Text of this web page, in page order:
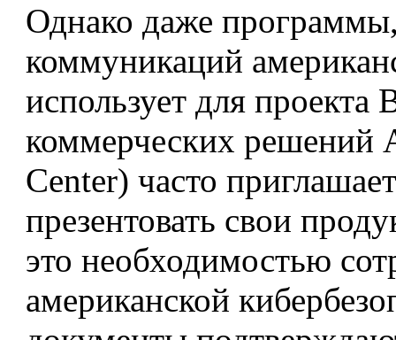
Однако даже
коммуникаций
использует для
коммерческих решений
Center) часто
презентовать свои
это необходимостью
американской